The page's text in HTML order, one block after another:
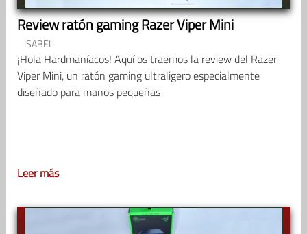
Review ratón gaming Razer Viper Mini
ISABEL
¡Hola Hardmaníacos! Aquí os traemos la review del Razer
Viper Mini, un ratón gaming ultraligero especialmente
diseñado para manos pequeñas
Leer más